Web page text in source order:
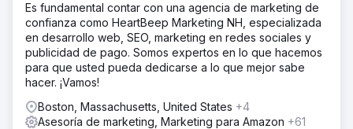
Es fundamental contar con una agencia de marketing de
confianza como HeartBeep Marketing NH, especializada
en desarrollo web, SEO, marketing en redes sociales y
publicidad de pago. Somos expertos en lo que hacemos
para que usted pueda dedicarse a lo que mejor sabe
hacer. ¡Vamos!
Boston, Massachusetts, United States +4
Asesoría de marketing, Marketing para Amazon +61